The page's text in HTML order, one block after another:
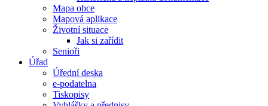
Mapa obce
Mapová aplikace
Životní situace
Jak si zařídit
Senioři
Úřad
Úřední deska
e-podatelna
Tiskopisy